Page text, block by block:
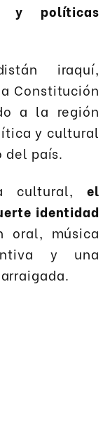
y políticas
iraquí,
Constitución
a la región
y cultural
del país.
cultural,el
identidad
oral, música
y una